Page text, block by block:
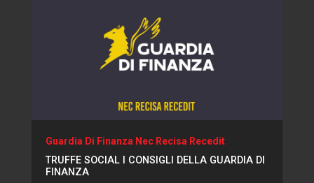
Guardia Di Finanza Nec Recisa Recedit
TRUFFE SOCIAL I CONSIGLI DELLA GUARDIA DI
FINANZA